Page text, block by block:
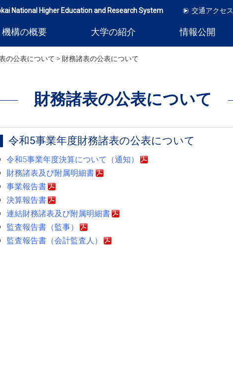
National Higher Education and Research System 交通アクセス
機構の概要 大学の紹介 情報公開
の公表について > 財務諸表の公表について
財務諸表の公表について
令和5事業年度財務諸表の公表について
令和5事業年度決算について（通知）
財務諸表及び附属明細書
事業報告書
決算報告書
連結財務諸表及び附属明細書
監査報告書（監事）
監査報告書（会計監査人）